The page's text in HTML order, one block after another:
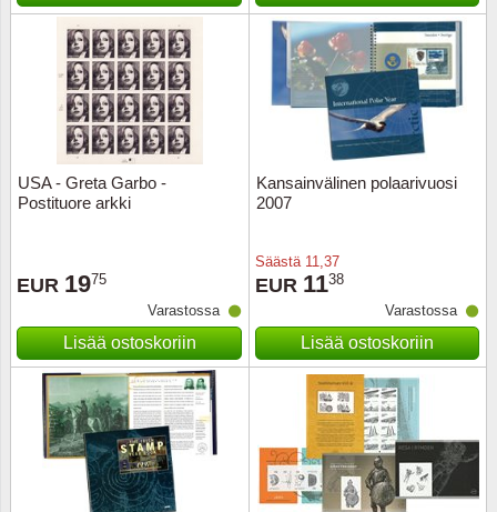
USA - Greta Garbo -
Postituore arkki
EUR 1975
Varastossa
Lisää ostoskoriin
Kansainvälinen polaarivuosi
2007
Säästä 11,37
EUR 1138
Varastossa
Lisää ostoskoriin